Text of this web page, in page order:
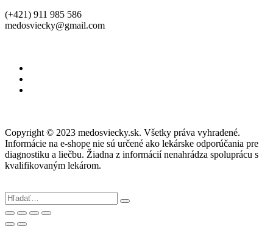
(+421) 911 985 586
medosviecky@gmail.com
Copyright © 2023 medosviecky.sk. Všetky práva vyhradené.
Informácie na e-shope nie sú určené ako lekárske odporúčania pre
diagnostiku a liečbu. Žiadna z informácií nenahrádza spoluprácu s
kvalifikovaným lekárom.